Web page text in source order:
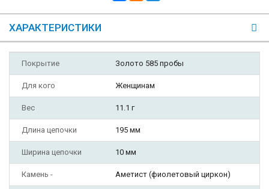
ХАРАКТЕРИСТИКИ
Покрытие Золото 585 пробы
Для кого Женщинам
Вес 11.1 г
Длина цепочки 195 мм
Ширина цепочки 10 мм
Камень - Аметист (фиолетовый циркон)